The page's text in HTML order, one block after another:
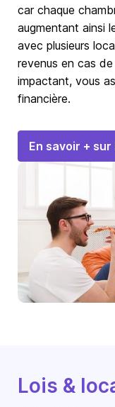
car chaque
augmentant ainsi
avec plusieurs
revenus en cas
impactant, vous
financière.
En savoir +
Lois &